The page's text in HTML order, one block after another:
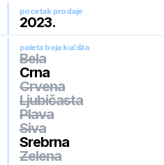
pocetak prodaje
2023.
paleta boja kućišta
Bela
Crna
Crvena
Ljubičasta
Plava
Siva
Srebrna
Zelena